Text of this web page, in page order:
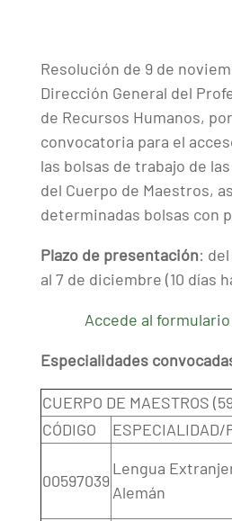
Resolución de 9 de
Dirección General del
de Recursos Humanos,
convocatoria para el
las bolsas de trabajo de
del Cuerpo de Maestros,
determinadas bolsas con
Plazo de presentación:
al 7 de diciembre (10 días
Accede al
Especialidades
CUERPO DE MAESTROS
CÓDIGO
ESPECIALIDAD/
00597039
Lengua
Alemán